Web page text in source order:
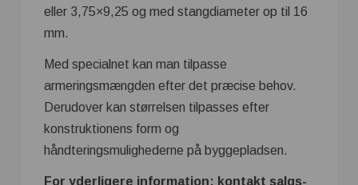
eller 3,75×9,25 og med stangdiameter op til 16
mm.
Med specialnet kan man tilpasse
armeringsmængden efter det præcise behov.
Derudover kan størrelsen tilpasses efter
konstruktionens form og
håndteringsmulighederne på byggepladsen.
For yderligere information: kontakt salgs-